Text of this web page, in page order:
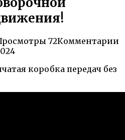
72Комментарии